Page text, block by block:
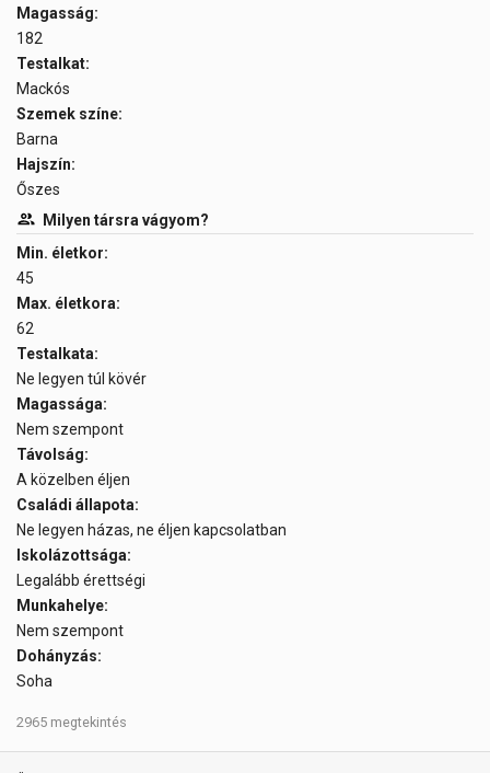
Magasság:
182
Testalkat:
Mackós
Szemek színe:
Barna
Hajszín:
Őszes
Milyen társra vágyom?
Min. életkor:
45
Max. életkora:
62
Testalkata:
Ne legyen túl kövér
Magassága:
Nem szempont
Távolság:
A közelben éljen
Családi állapota:
Ne legyen házas, ne éljen kapcsolatban
Iskolázottsága:
Legalább érettségi
Munkahelye:
Nem szempont
Dohányzás:
Soha
2965 megtekintés